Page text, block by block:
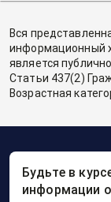
Вся
информационный
является
Статьи 437(2)
Возрастная
Будьте в
информации